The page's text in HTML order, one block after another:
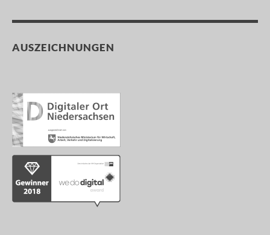
AUSZEICHNUNGEN